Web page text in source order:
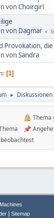
vonChoirgirl
von Dagmar
Provokation,
vonSandra
1
► Diskussionen
Thema
Sitemap